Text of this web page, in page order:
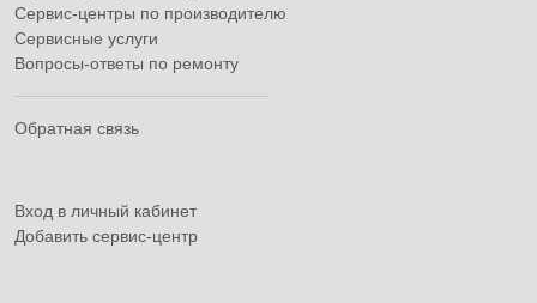
Сервис-центры по производителю
Сервисные услуги
Вопросы-ответы по ремонту
Обратная связь
Вход в личный кабинет
Добавить сервис-центр